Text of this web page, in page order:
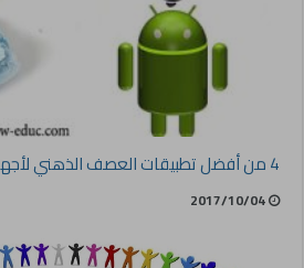
4 من أفضل تطبيقات العصف الذهني لأجهزة الأندرويد
2017/10/04